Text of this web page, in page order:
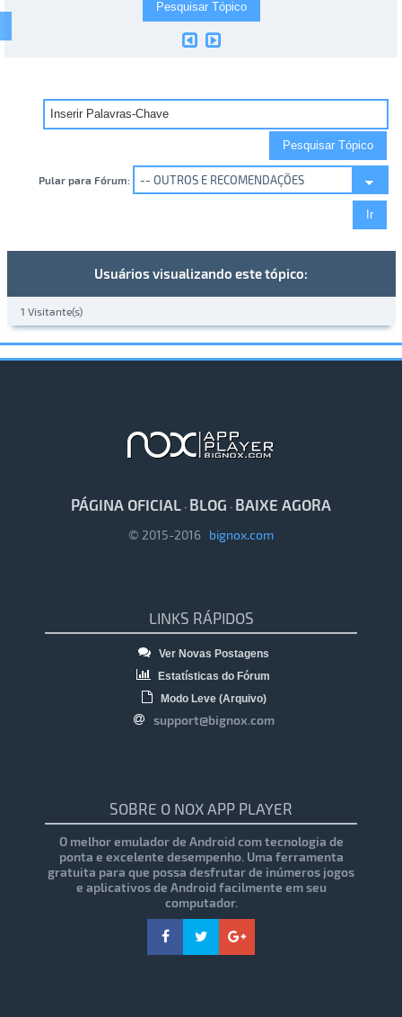
Pular para Fórum:
Usuários visualizando este tópico:
1 Visitante(s)
PÁGINA OFICIAL · BLOG · BAIXE AGORA
© 2015-2016 bignox.com
LINKS RÁPIDOS
Ver Novas Postagens
Estatísticas do Fórum
Modo Leve (Arquivo)
support@bignox.com
SOBRE O NOX APP PLAYER
O melhor emulador de Android com tecnologia de
ponta e excelente desempenho. Uma ferramenta
gratuita para que possa desfrutar de inúmeros jogos
e aplicativos de Android facilmente em seu
computador.